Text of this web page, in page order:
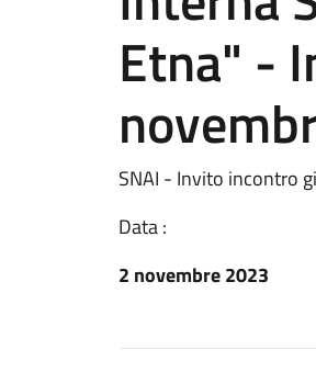
Etna" -
SNAI - Invito incontro
Data :
2 novembre 2023